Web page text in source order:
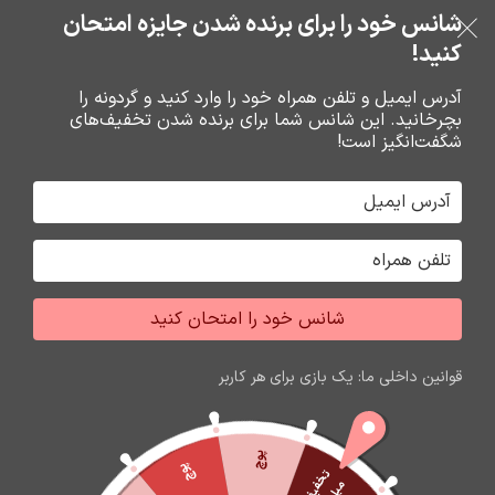
عبور به ناوبری
رفتن به محتوای اصلی
0 ریال
محصولات برچسب خورده “ماوس بی سیم وریتی 4120”
جشواره فروش محصولات اپل
برای تغییر این متن بر روی دکمه ویرایش کلیک کنید. لورم
ایپسوم متن ساختگی با تولید سادگی نامفهوم از صنعت چاپ
59
روز
12
ساعت
58
دقیقه
49
ثانیه
فروشگاه نوین تراشه گنجی
پوچ
پوچ
شانس خود را برای برنده شدن جایزه امتحان
کنید!
آدرس ایمیل و تلفن همراه خود را وارد کنید و گردونه را
بچرخانید. این شانس شما برای برنده شدن تخفیف‌های
شگفت‌انگیز است!
شانس خود را امتحان کنید
قوانین داخلی ما: یک بازی برای هر کاربر